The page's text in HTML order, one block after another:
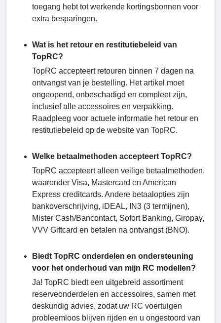
toegang hebt tot werkende kortingsbonnen voor
extra besparingen.
Wat is het retour en restitutiebeleid van
TopRC?
TopRC accepteert retouren binnen 7 dagen na
ontvangst van je bestelling. Het artikel moet
ongeopend, onbeschadigd en compleet zijn,
inclusief alle accessoires en verpakking.
Raadpleeg voor actuele informatie het retour en
restitutiebeleid op de website van TopRC.
Welke betaalmethoden accepteert TopRC?
TopRC accepteert alleen veilige betaalmethoden,
waaronder Visa, Mastercard en American
Express creditcards. Andere betaalopties zijn
bankoverschrijving, iDEAL, IN3 (3 termijnen),
Mister Cash/Bancontact, Sofort Banking, Giropay,
VVV Giftcard en betalen na ontvangst (BNO).
Biedt TopRC onderdelen en ondersteuning
voor het onderhoud van mijn RC modellen?
Ja! TopRC biedt een uitgebreid assortiment
reserveonderdelen en accessoires, samen met
deskundig advies, zodat uw RC voertuigen
probleemloos blijven rijden en u ongestoord van